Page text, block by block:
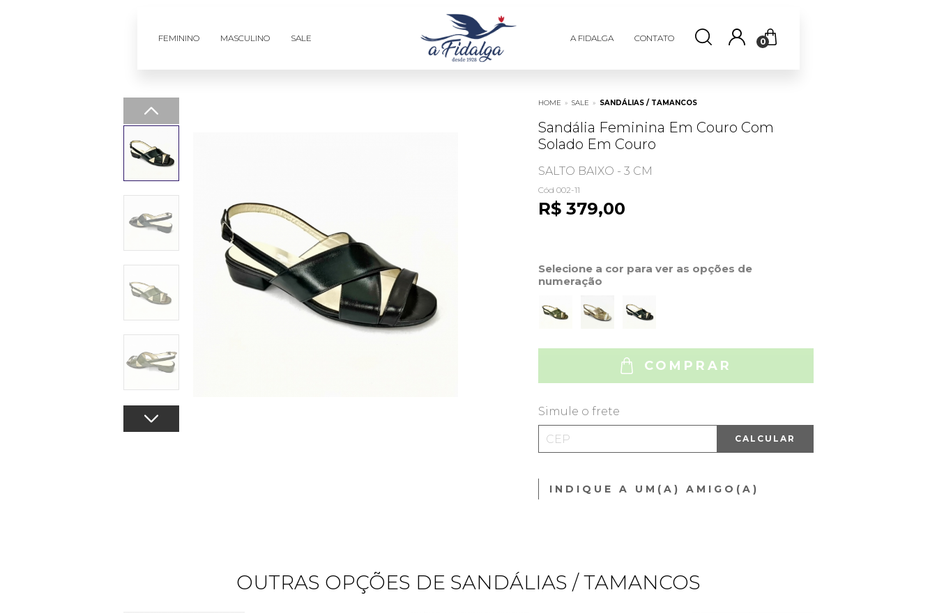
0
FEMININO MASCULINO SALE A FIDALGA CONTATO
HOME » SALE » SANDÁLIAS / TAMANCOS
Sandália Feminina Em Couro Com
Solado Em Couro
SALTO BAIXO - 3 CM
Cód 002-11
R$ 379,00
Selecione a cor para ver as opções de
numeração
COMPRAR
Simule o frete
CALCULAR
INDIQUE A UM(A) AMIGO(A)
OUTRAS OPÇÕES DE SANDÁLIAS / TAMANCOS